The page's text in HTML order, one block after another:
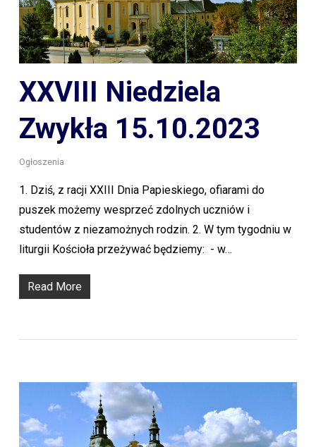
XXVIII Niedziela
Zwykła 15.10.2023
Ogłoszenia
1. Dziś, z racji XXIII Dnia Papieskiego, ofiarami do
puszek możemy wesprzeć zdolnych uczniów i
studentów z niezamożnych rodzin. 2. W tym tygodniu w
liturgii Kościoła przeżywać będziemy: - w…
Read More